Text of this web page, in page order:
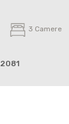
3 Camere